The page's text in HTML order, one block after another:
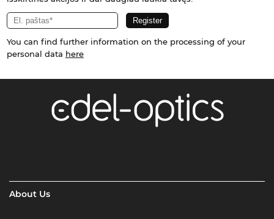
You can find further information on the processing of your
personal data here
About Us